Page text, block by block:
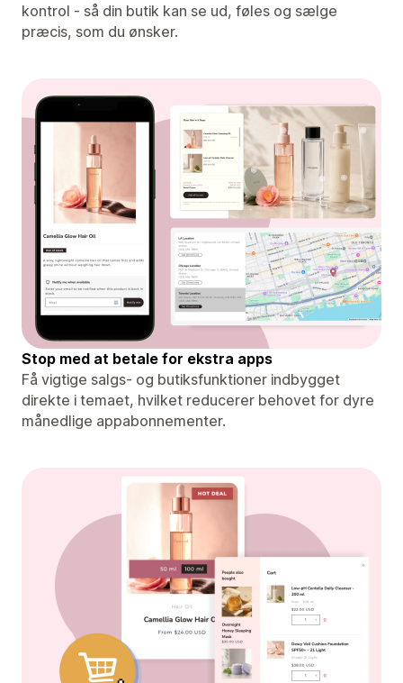
kontrol - så din butik kan se ud, føles og sælge
præcis, som du ønsker.
Stop med at betale for ekstra apps
Få vigtige salgs- og butiksfunktioner indbygget
direkte i temaet, hvilket reducerer behovet for dyre
månedlige appabonnementer.